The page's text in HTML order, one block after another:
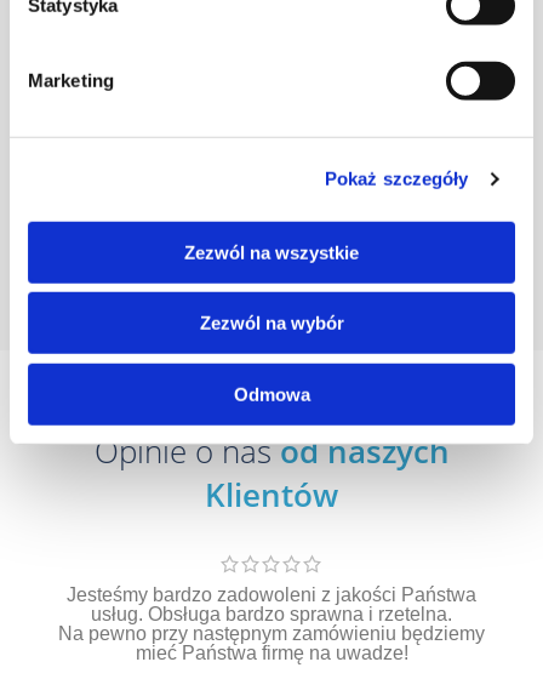
Statystyka
Marketing
Pokaż szczegóły
Zezwól na wszystkie
Zezwól na wybór
Odmowa
W kontaktach z klientami stawiamy na uczciwość,
to doprawione uśmiechem i miłą atmosferą.
Zawsze doradzamy nie najdroższą, ale najlepszą
zlecenia do realizacji – dzięki temu wiesz, czego
WIĘCEJ O NASZYM ZESPOLE
Opinie o nasod naszych
Klientów
Jesteśmy bardzo zadowoleni z jakości Państwa
usług. Obsługa bardzo sprawna i rzetelna.
Na pewno przy następnym zamówieniu będziemy
mieć Państwa firmę na uwadze!